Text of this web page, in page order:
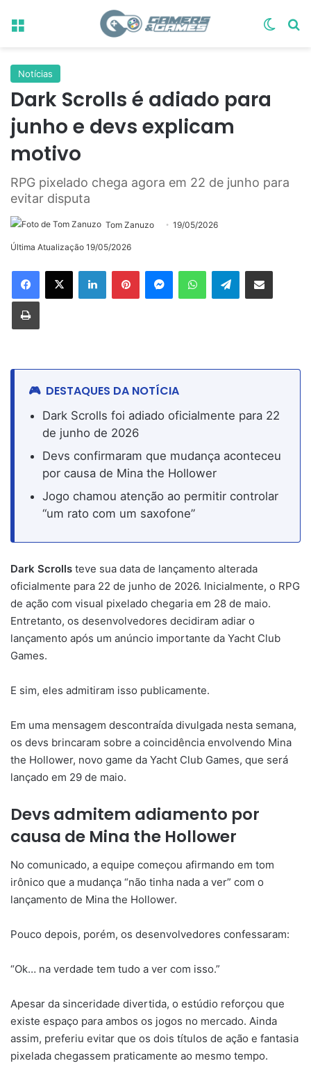
Menu
Notícias
Dark Scrolls é adiado para
junho e devs explicam
motivo
RPG pixelado chega agora em 22 de junho para
evitar disputa
Tom Zanuzo 19/05/2026
Última Atualização 19/05/2026
LinkedinPinterestMessengerWhatsAppTelegramCompartilhar via e-mail
Imprimir
DESTAQUES DA NOTÍCIA
Dark Scrolls foi adiado oficialmente para 22
de junho de 2026
Devs confirmaram que mudança aconteceu
por causa de Mina the Hollower
Jogo chamou atenção ao permitir controlar
“um rato com um saxofone”
Dark Scrolls teve sua data de lançamento alterada
oficialmente para 22 de junho de 2026. Inicialmente, o RPG
de ação com visual pixelado chegaria em 28 de maio.
Entretanto, os desenvolvedores decidiram adiar o
lançamento após um anúncio importante da Yacht Club
Games.
E sim, eles admitiram isso publicamente.
Em uma mensagem descontraída divulgada nesta semana,
os devs brincaram sobre a coincidência envolvendo Mina
the Hollower, novo game da Yacht Club Games, que será
lançado em 29 de maio.
Devs admitem adiamento por
causa de Mina the Hollower
No comunicado, a equipe começou afirmando em tom
irônico que a mudança “não tinha nada a ver” com o
lançamento de Mina the Hollower.
Pouco depois, porém, os desenvolvedores confessaram:
“Ok… na verdade tem tudo a ver com isso.”
Apesar da sinceridade divertida, o estúdio reforçou que
existe espaço para ambos os jogos no mercado. Ainda
assim, preferiu evitar que os dois títulos de ação e fantasia
pixelada chegassem praticamente ao mesmo tempo.